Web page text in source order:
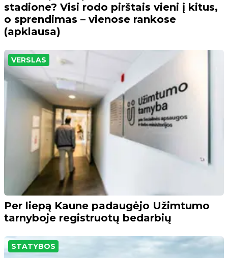
stadione? Visi rodo pirštais vieni į kitus,
o sprendimas – vienose rankose
(apklausa)
VERSLAS
Per liepą Kaune padaugėjo Užimtumo
tarnyboje registruotų bedarbių
STATYBOS